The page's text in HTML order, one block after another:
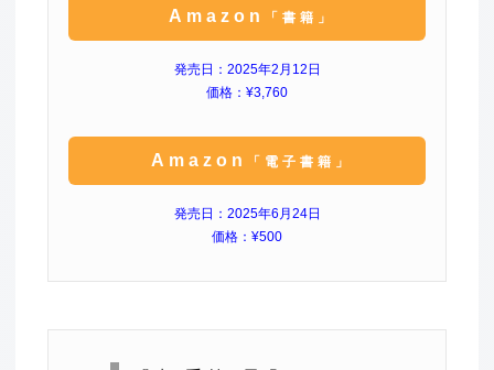
Amazon 「書籍」
発売日：2025年2月12日
価格：¥3,760
Amazon 「電子書籍」
発売日：2025年6月24日
価格：¥500